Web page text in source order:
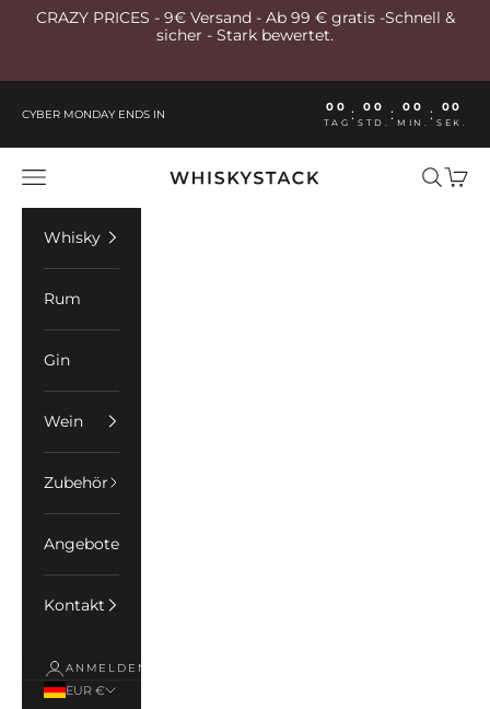
Zum Inhalt springen
CRAZY PRICES - 9€ Versand - Ab 99 € gratis -Schnell &
sicher - Stark bewertet.
CYBER MONDAY ENDS IN 00
TAG : 00
STD. : 00
MIN. : 00
SEK.
Whiskystack Germany
Menü Suchen
Whisky
Rum
Gin
Wein
Zubehör
Angebote
Kontakt
ANMELDEN
EUR €